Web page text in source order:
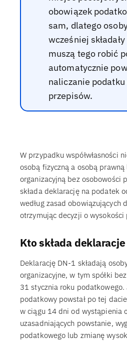
obowiązek
sam, dlatego
wcześniej
muszą tego robić
automatycznie
naliczanie
przepisów.
W przypadku współwłasności
osobą fizyczną a osobą
organizacyjną bez osobowości
składa deklarację na podatek
według zasad obowiązujących
otrzymując decyzji o wysokości
Kto składa
Deklarację DN-1 składają
organizacyjne, w tym spółki
31 stycznia roku
podatkowy powstał po tej
w ciągu 14 dni od wystąpienia
uzasadniających powstanie,
podatkowego lub zmianę